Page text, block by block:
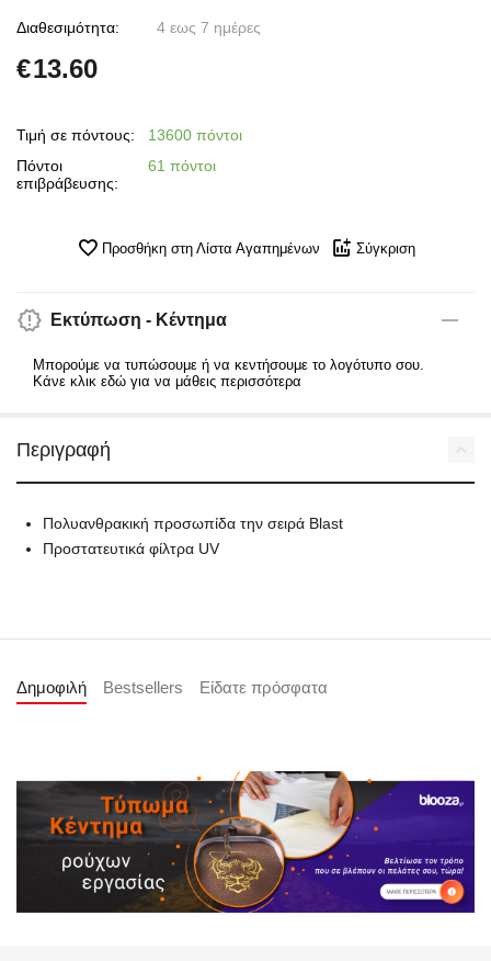
Διαθεσιμότητα: 4 εως 7 ημέρες
€13.60
Τιμή σε πόντους:
13600 πόντοι
Πόντοι
επιβράβευσης:
61 πόντοι
Προσθήκη στη Λίστα Αγαπημένων Σύγκριση
Εκτύπωση - Κέντημα
Μπορούμε να τυπώσουμε ή να κεντήσουμε το λογότυπο σου.
Κάνε κλικ εδώ για να μάθεις περισσότερα
Περιγραφή
Πολυανθρακική προσωπίδα την σειρά Blast
Προστατευτικά φίλτρα UV
Δημοφιλή Bestsellers Είδατε πρόσφατα